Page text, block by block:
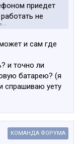
приедет
не
то монейбэк
и сам где
и точно ли
батарею? (я
спрашиваю уету
КОМАНДА ФОРУМА